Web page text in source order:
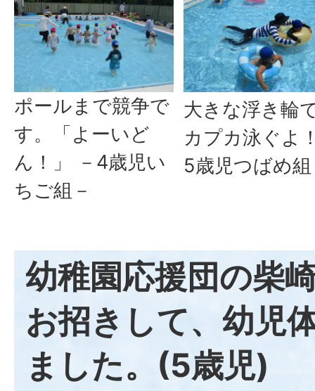
ポールまで競争で
す。「よーいど
ん！」 －4歳児い
ちご組－
大きな浮き輪
カプカ泳ぐよ
5歳児つばめ
幼稚園応援団の柴
お招きして、幼児
ました。(5歳児)